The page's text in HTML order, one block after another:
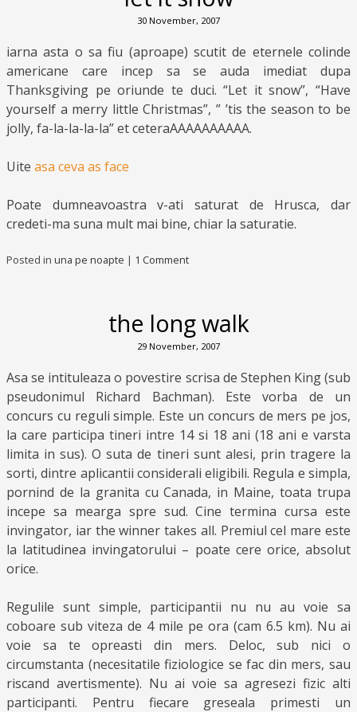
30 November, 2007
iarna asta o sa fiu (aproape) scutit de eternele colinde
americane care incep sa se auda imediat dupa
Thanksgiving pe oriunde te duci. “Let it snow”, “Have
yourself a merry little Christmas”, ” ’tis the season to be
jolly, fa-la-la-la-la” et ceteraAAAAAAAAAA.
Uite asa ceva as face
Poate dumneavoastra v-ati saturat de Hrusca, dar
credeti-ma suna mult mai bine, chiar la saturatie.
Posted in una pe noapte | 1 Comment
the long walk
29 November, 2007
Asa se intituleaza o povestire scrisa de Stephen King (sub
pseudonimul Richard Bachman). Este vorba de un
concurs cu reguli simple. Este un concurs de mers pe jos,
la care participa tineri intre 14 si 18 ani (18 ani e varsta
limita in sus). O suta de tineri sunt alesi, prin tragere la
sorti, dintre aplicantii considerali eligibili. Regula e simpla,
pornind de la granita cu Canada, in Maine, toata trupa
incepe sa mearga spre sud. Cine termina cursa este
invingator, iar the winner takes all. Premiul cel mare este
la latitudinea invingatorului – poate cere orice, absolut
orice.
Regulile sunt simple, participantii nu nu au voie sa
coboare sub viteza de 4 mile pe ora (cam 6.5 km). Nu ai
voie sa te opreasti din mers. Deloc, sub nici o
circumstanta (necesitatile fiziologice se fac din mers, sau
riscand avertismente). Nu ai voie sa agresezi fizic alti
participanti. Pentru fiecare greseala primesti un